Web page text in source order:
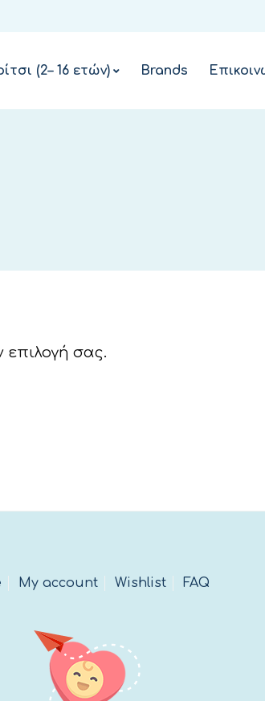
(2– 16 ετών) Brands
επιλογή σας.
My account Wishlist FAQ